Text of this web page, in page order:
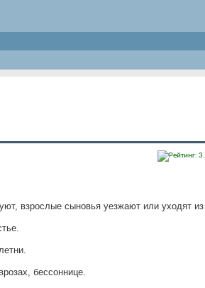
взрослые сыновья уезжают или уходят
бессоннице.